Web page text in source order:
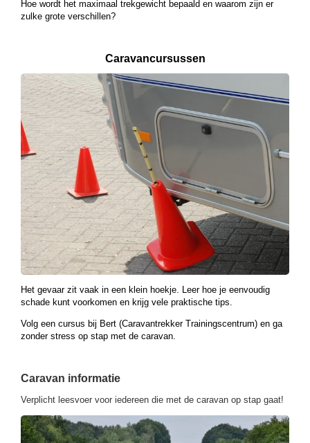
Hoe wordt het maximaal trekgewicht bepaald en waarom zijn er
zulke grote verschillen?
Caravancursussen
Het gevaar zit vaak in een klein hoekje. Leer hoe je eenvoudig
schade kunt voorkomen en krijg vele praktische tips.
Volg een cursus bij Bert (Caravantrekker Trainingscentrum) en ga
zonder stress op stap met de caravan.
Caravan informatie
Verplicht leesvoer voor iedereen die met de caravan op stap gaat!